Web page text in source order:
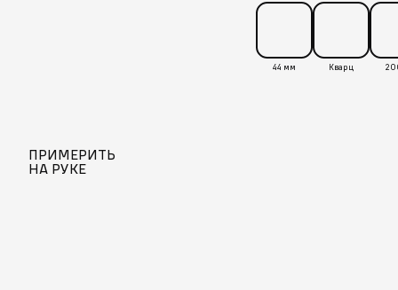
44 мм Кварц
ПРИМЕРИТЬ
НА РУКЕ